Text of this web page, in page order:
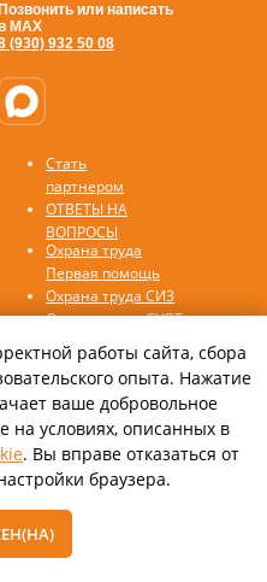
Позвонить или написать
MAX
(930) 932 50 08
Стать
партнером
ОТВЕТЫ НА
ВОПРОСЫ
Политика
конфиденциальности
Охрана труда
Первая помощь
Охрана труда СИЗ
Охрана труда СУОТ
Охрана труда СОУТ
Пожарная
безопасность
Повышение
квалификации
Профессиональная
переподготовка
работы сайта, сбора
опыта. Нажатие
ваше добровольное
на условиях, описанных в
. Вы вправе отказаться от
браузера.